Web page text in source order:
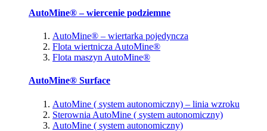
AutoMine® – wiercenie podziemne
AutoMine® – wiertarka pojedyncza
Flota wiertnicza AutoMine®
Flota maszyn AutoMine®
AutoMine® Surface
AutoMine ( system autonomiczny) – linia wzroku
Sterownia AutoMine ( system autonomiczny)
AutoMine ( system autonomiczny)